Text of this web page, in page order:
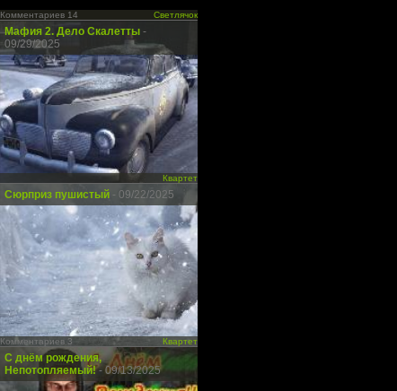
Комментариев 14 Светлячок
Мафия 2. Дело Скалетты -
09/29/2025
Квартет
Сюрприз пушистый - 09/22/2025
Комментариев 3 Квартет
С днём рождения,
Непотопляемый!- 09/13/2025